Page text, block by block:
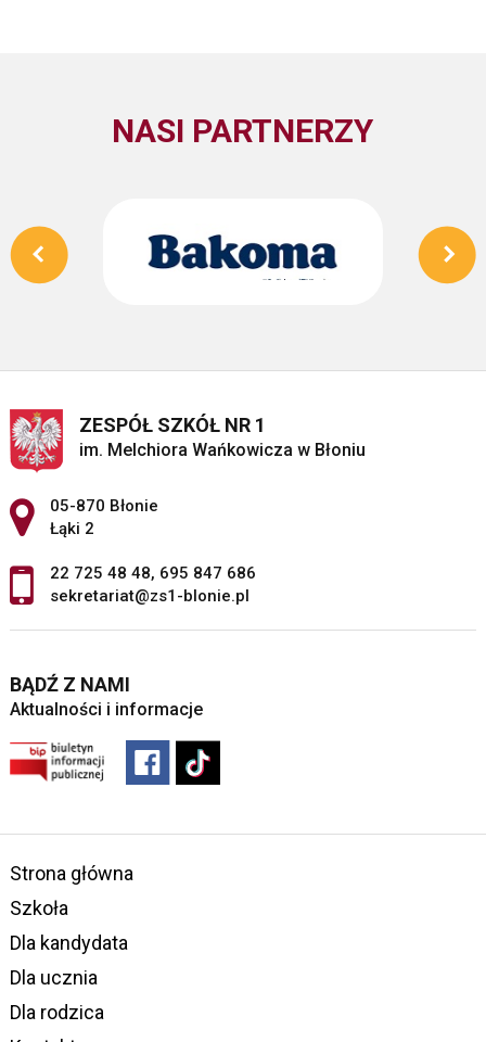
NASI PARTNERZY
ZESPÓŁ SZKÓŁ NR 1
im. Melchiora Wańkowicza w Błoniu
Adres pocztowy:
05-870 Błonie
Łąki 2
22 725 48 48, 695 847 686
sekretariat@zs1-blonie.pl
BĄDŹ Z NAMI
Aktualności i informacje
Strona główna
Szkoła
Dla kandydata
Dla ucznia
Dla rodzica